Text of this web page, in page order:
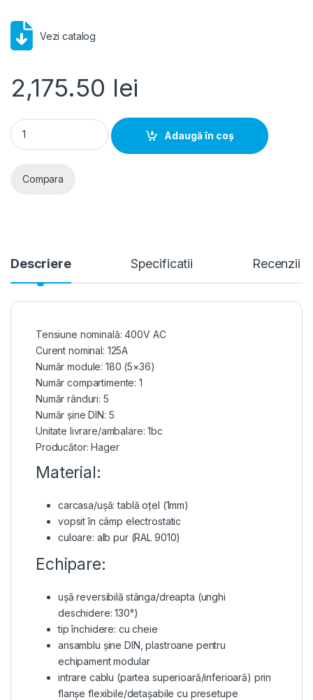
Vezi catalog
2,175.50 lei
Tablou metalic aparent 180 module 941x787x150mm IP40,
Adaugă în coș
Compara
Descriere Specificatii Recenzii
Tensiune nominală: 400V AC
Curent nominal: 125A
Număr module: 180 (5×36)
Număr compartimente: 1
Număr rânduri: 5
Număr șine DIN: 5
Unitate livrare/ambalare: 1bc
Producător: Hager
Material:
carcasa/ușă: tablă oțel (1mm)
vopsit în câmp electrostatic
culoare: alb pur (RAL 9010)
Echipare:
ușă reversibilă stânga/dreapta (unghi
deschidere: 130°)
tip închidere: cu cheie
ansamblu șine DIN, plastroane pentru
echipament modular
intrare cablu (partea superioară/inferioară) prin
flanșe flexibile/detașabile cu presetupe